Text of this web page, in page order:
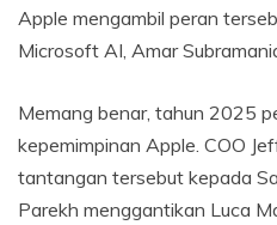
Apple mengambil peran
Microsoft AI, Amar
Memang benar, tahun 2025
kepemimpinan Apple. COO
tantangan tersebut kepada
Parekh menggantikan Luca